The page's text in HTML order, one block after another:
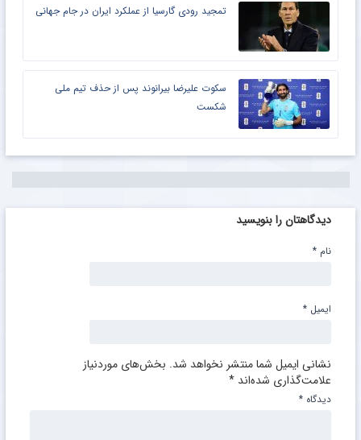
تمجید رودی گارسیا از عملکرد ایران در جام جهانی
سکوت علیرضا بیرانوند پس از حذف تیم ملی
شکست
دیدگاهتان را بنویسید
نشانی ایمیل شما منتشر نخواهد شد. بخش‌های موردنیاز
علامت‌گذاری شده‌اند *
دیدگاه *
نام *
ایمیل *